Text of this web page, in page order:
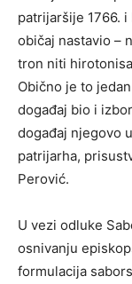
patrijaršije 1766.
običaj nastavio –
tron niti
Obično je to
događaj bio i
događaj njegovo
patrijarha,
Perović.
U vezi odluke
osnivanju
formulacija